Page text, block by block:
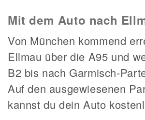
Mit dem Auto nach
Von München kommend
Ellmau über die A95 und
B2 bis nach Garmisch-
Auf den ausgewiesenen
kannst du dein Auto